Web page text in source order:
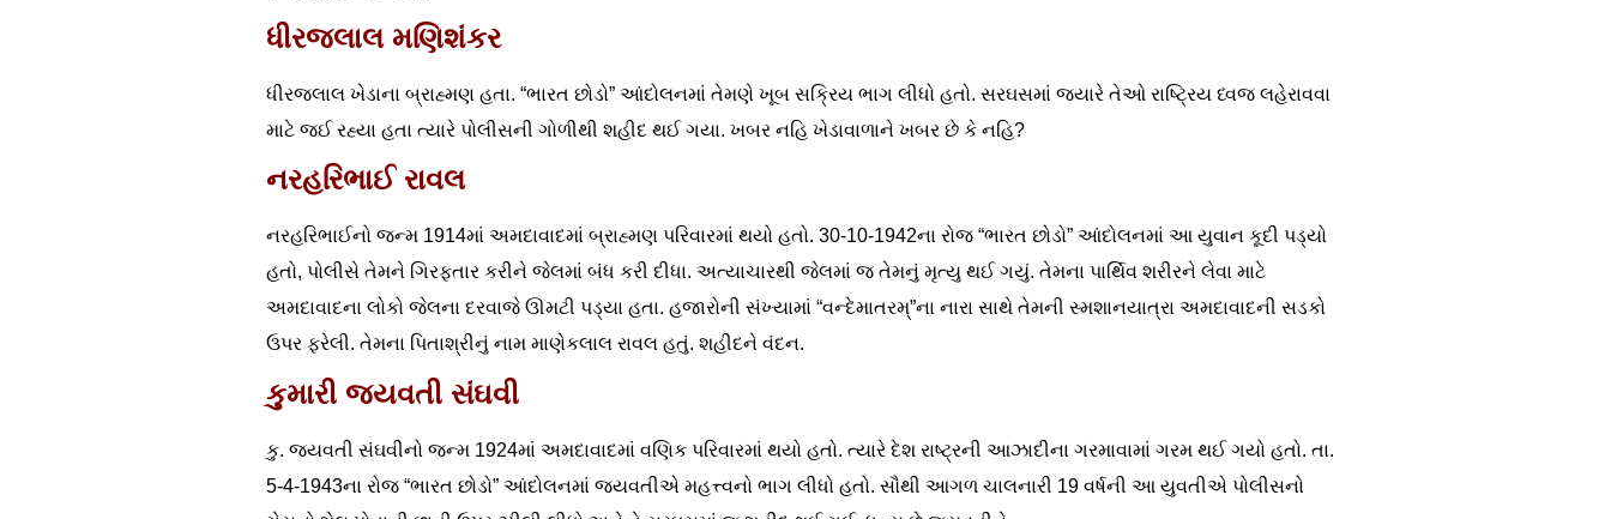
ધીરજલાલ મણિશંકર
ધીરજલાલ ખેડાના બ્રાહ્મણ હતા. “ભારત છોડો” આંદોલનમાં તેમણે ખૂબ સક્રિય ભાગ લીધો હતો. સરઘસમાં જ્યારે તેઓ રાષ્ટ્રિય ધ્વજ લહેરાવવા
માટે જઈ રહ્યા હતા ત્યારે પોલીસની ગોળીથી શહીદ થઈ ગયા. ખબર નહિ ખેડાવાળાને ખબર છે કે નહિ?
નરહરિભાઈ રાવલ
નરહરિભાઈનો જન્મ 1914માં અમદાવાદમાં બ્રાહ્મણ પરિવારમાં થયો હતો. 30-10-1942ના રોજ “ભારત છોડો” આંદોલનમાં આ યુવાન કૂદી પડ્યો
હતો, પોલીસે તેમને ગિરફતાર કરીને જેલમાં બંધ કરી દીધા. અત્યાચારથી જેલમાં જ તેમનું મૃત્યુ થઈ ગયું. તેમના પાર્થિવ શરીરને લેવા માટે
અમદાવાદના લોકો જેલના દરવાજે ઊમટી પડ્યા હતા. હજારોની સંખ્યામાં “વન્દેમાતરમ્”ના નારા સાથે તેમની સ્મશાનયાત્રા અમદાવાદની સડકો
ઉપર ફરેલી. તેમના પિતાશ્રીનું નામ માણેકલાલ રાવલ હતું. શહીદને વંદન.
કુમારી જયવતી સંઘવી
કુ. જયવતી સંઘવીનો જન્મ 1924માં અમદાવાદમાં વણિક પરિવારમાં થયો હતો. ત્યારે દેશ રાષ્ટ્રની આઝાદીના ગરમાવામાં ગરમ થઈ ગયો હતો. તા.
5-4-1943ના રોજ “ભારત છોડો” આંદોલનમાં જયવતીએ મહત્ત્વનો ભાગ લીધો હતો. સૌથી આગળ ચાલનારી 19 વર્ષની આ યુવતીએ પોલીસનો